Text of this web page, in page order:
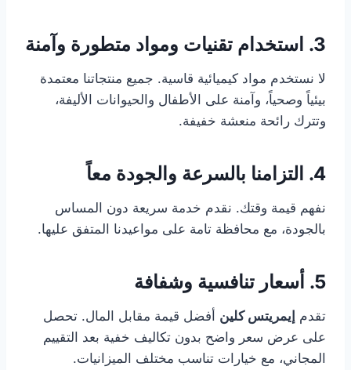
3. استخدام تقنيات ومواد متطورة وآمنة
لا نستخدم مواد كيميائية قاسية. جميع منتجاتنا معتمدة
بيئياً وصحياً، وآمنة على الأطفال والحيوانات الأليفة،
وتترك رائحة منعشة خفيفة.
4. التزامنا بالسرعة والجودة معاً
نفهم قيمة وقتك. نقدم خدمة سريعة دون المساس
بالجودة، مع محافظة تامة على مواعيدنا المتفق عليها.
5. أسعار تنافسية وشفافة
تقدم إيمريتس كلين أفضل قيمة مقابل المال. تحصل
على عرض سعر واضح بدون تكاليف خفية بعد التقييم
المجاني، مع خيارات تناسب مختلف الميزانيات.